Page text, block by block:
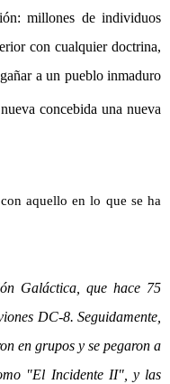
millones de individuos
con cualquier doctrina,
a un pueblo inmaduro
concebida una nueva
aquello en lo que se ha
Galáctica, que hace 75
DC-8. Seguidamente,
en grupos y se pegaron a
"El Incidente II", y las